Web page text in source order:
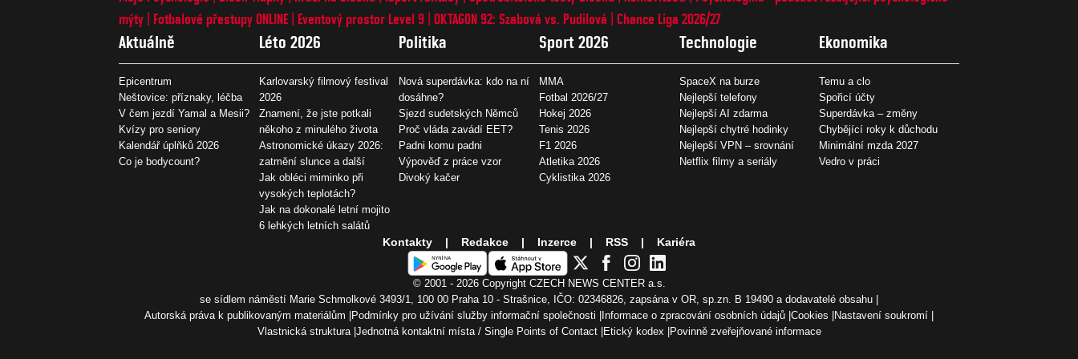
mýty
Fotbalové přestupy ONLINE Eventový prostor Level 9 OKTAGON 92: Szabová vs. Pudilová Chance Liga 2026/27
Aktuálně
Epicentrum
Neštovice: příznaky, léčba
V čem jezdí Yamal a Mesii?
Kvízy pro seniory
Kalendář úplňků 2026
Co je bodycount?
Léto 2026
Karlovarský filmový festival
2026
Znamení, že jste potkali
někoho z minulého života
Astronomické úkazy 2026:
zatmění slunce a další
Jak obléci miminko při
vysokých teplotách?
Jak na dokonalé letní mojito
6 lehkých letních salátů
Politika
Nová superdávka: kdo na ní
dosáhne?
Sjezd sudetských Němců
Proč vláda zavádí EET?
Padni komu padni
Výpověď z práce vzor
Divoký kačer
Sport 2026
MMA
Fotbal 2026/27
Hokej 2026
Tenis 2026
F1 2026
Atletika 2026
Cyklistika 2026
Technologie
SpaceX na burze
Nejlepší telefony
Nejlepší AI zdarma
Nejlepší chytré hodinky
Nejlepší VPN – srovnání
Netflix filmy a seriály
Ekonomika
Temu a clo
Spořicí účty
Superdávka – změny
Chybějící roky k důchodu
Minimální mzda 2027
Vedro v práci
Kontakty Redakce Inzerce RSS Kariéra
© 2001 - 2026 Copyright CZECH NEWS CENTER a.s.
se sídlem náměstí Marie Schmolkové 3493/1, 100 00 Praha 10 - Strašnice, IČO: 02346826, zapsána v OR, sp.zn. B 19490 a dodavatelé obsahu
Autorská práva k publikovaným materiálům
Podmínky pro užívání služby informační společnosti Informace o zpracování osobních údajů Cookies
Nastavení soukromí
Vlastnická struktura Jednotná kontaktní místa / Single Points of Contact Etický kodex Povinně zveřejňované informace